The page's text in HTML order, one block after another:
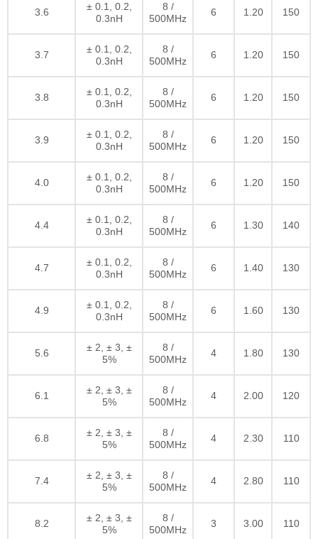
3.6
± 0.1, 0.2,
0.3nH
8 /
500MHz
6 1.20 150
3.7
± 0.1, 0.2,
0.3nH
8 /
500MHz
6 1.20 150
3.8
± 0.1, 0.2,
0.3nH
8 /
500MHz
6 1.20 150
3.9
± 0.1, 0.2,
0.3nH
8 /
500MHz
6 1.20 150
4.0
± 0.1, 0.2,
0.3nH
8 /
500MHz
6 1.20 150
4.4
± 0.1, 0.2,
0.3nH
8 /
500MHz
6 1.30 140
4.7
± 0.1, 0.2,
0.3nH
8 /
500MHz
6 1.40 130
4.9
± 0.1, 0.2,
0.3nH
8 /
500MHz
6 1.60 130
5.6
± 2, ± 3, ±
5%
8 /
500MHz
4 1.80 130
6.1
± 2, ± 3, ±
5%
8 /
500MHz
4 2.00 120
6.8
± 2, ± 3, ±
5%
8 /
500MHz
4 2.30 110
7.4
± 2, ± 3, ±
5%
8 /
500MHz
4 2.80 110
8.2
± 2, ± 3, ±
5%
8 /
500MHz
3 3.00 110